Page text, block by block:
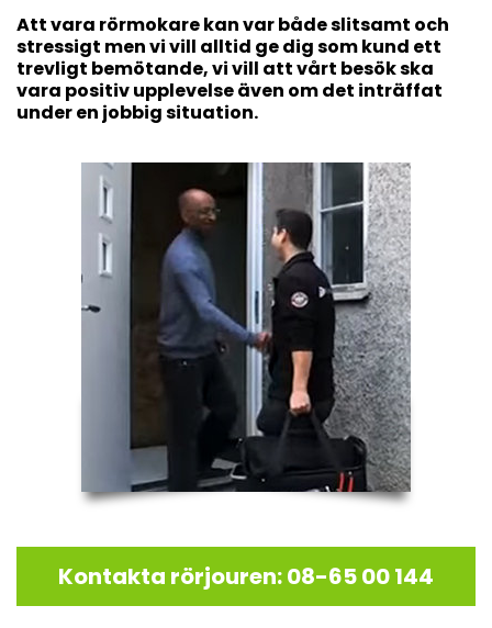
Att vara rörmokare kan var både slitsamt och
stressigt men vi vill alltid ge dig som kund ett
trevligt bemötande, vi vill att vårt besök ska
vara positiv upplevelse även om det inträffat
under en jobbig situation.
Kontakta rörjouren: 08-65 00 144